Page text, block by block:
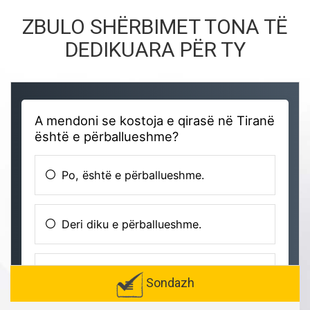
ZBULO SHËRBIMET TONA TË
DEDIKUARA PËR TY
Sondazh